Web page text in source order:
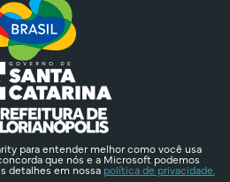
para entender melhor como você usa
que nós e a Microsoft podemos
detalhes em nossa política de privacidade.